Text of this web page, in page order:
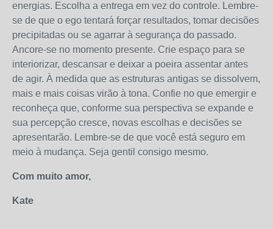
energias. Escolha a entrega em vez do controle. Lembre-
se de que o ego tentará forçar resultados, tomar decisões
precipitadas ou se agarrar à segurança do passado.
Ancore-se no momento presente. Crie espaço para se
interiorizar, descansar e deixar a poeira assentar antes
de agir. À medida que as estruturas antigas se dissolvem,
mais e mais coisas virão à tona. Confie no que emergir e
reconheça que, conforme sua perspectiva se expande e
sua percepção cresce, novas escolhas e decisões se
apresentarão. Lembre-se de que você está seguro em
meio à mudança. Seja gentil consigo mesmo.
Com muito amor,
Kate